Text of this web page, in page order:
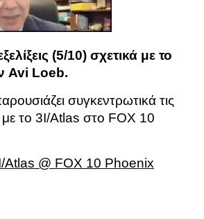
(5/10) σχετικά με το
Avi Loeb.
συγκεντρωτικά τις
με το 3I/Atlas στο FOX 10
Atlas @ FOX 10 Phoenix